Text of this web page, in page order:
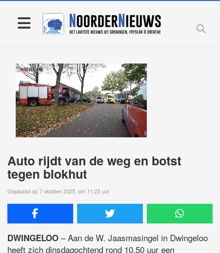
Auto rijdt van de weg en botst
tegen blokhut
Geplaatst op 7 oktober 2025, om 11:23 uur
DWINGELOO – Aan de W. Jaasmasingel in Dwingeloo
heeft zich dinsdagochtend rond 10.50 uur een